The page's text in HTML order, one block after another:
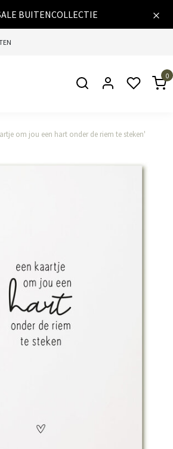
BUITENCOLLECTIE
0
om jou een hart onder de riem te steken'